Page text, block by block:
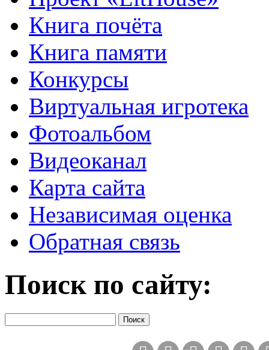
Книга почёта
Книга памяти
Конкурсы
Виртуальная игротека
Фотоальбом
Видеоканал
Карта сайта
Независимая оценка
Обратная связь
Поиск по сайту: